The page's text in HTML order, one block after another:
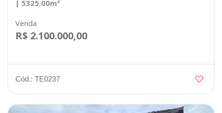
| 5325.00m²
Venda
R$ 2.100.000,00
Cód.: TE0237